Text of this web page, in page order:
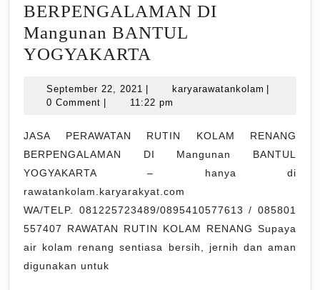
BERPENGALAMAN DI
Mangunan BANTUL
YOGYAKARTA
RUTIN
RENANG
BERPENGALAMAN
Mangunan
BANTUL
YOGYAKARTA
September 22, 2021 September
22,
karyarawatankolam
0 Comment
11:22 pm
JASA PERAWATAN RUTIN KOLAM RENANG
BERPENGALAMAN DI Mangunan BANTUL
YOGYAKARTA – hanya di
rawatankolam.karyarakyat.com
WA/TELP. 081225723489/0895410577613 / 085801
557407 RAWATAN RUTIN KOLAM RENANG Supaya
air kolam renang sentiasa bersih, jernih dan aman
digunakan untuk